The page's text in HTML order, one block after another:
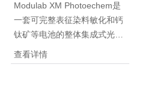
Modulab XM Photoechem是
一套可完整表征染料敏化和钙
钛矿等电池的整体集成式光学
测试系统。而且该体系可用于
可见光谱-光电化学领域的研
查看详情